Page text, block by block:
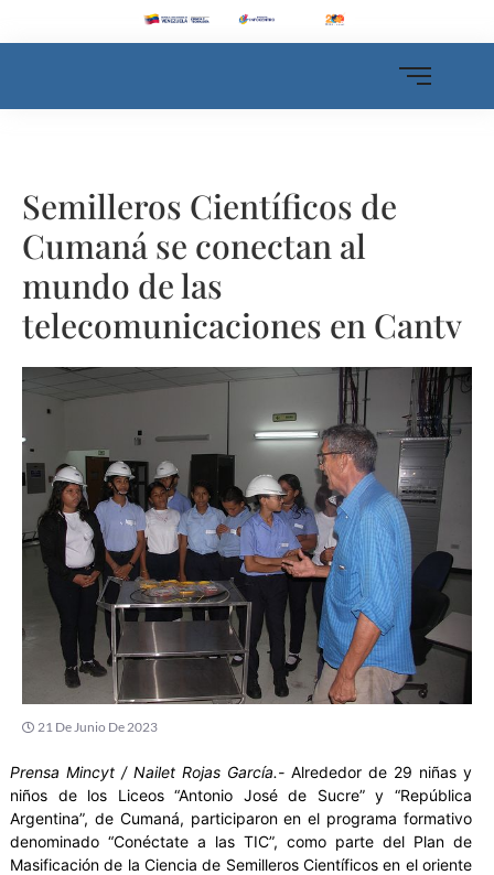
Semilleros Científicos de
Cumaná se conectan al
mundo de las
telecomunicaciones en Cantv
21 De Junio De 2023
Prensa Mincyt / Nailet Rojas García.- Alrededor de 29 niñas y
niños de los Liceos “Antonio José de Sucre” y “República
Argentina”, de Cumaná, participaron en el programa formativo
denominado “Conéctate a las TIC”, como parte del Plan de
Masificación de la Ciencia de Semilleros Científicos en el oriente